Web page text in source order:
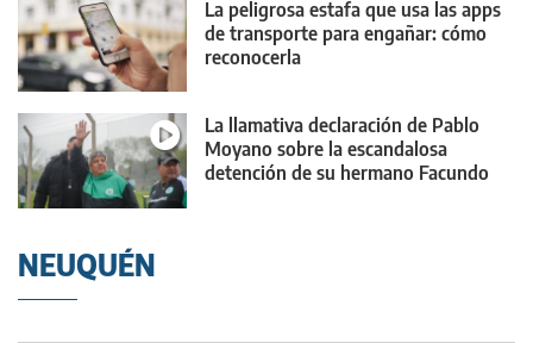
La peligrosa estafa que usa las apps
de transporte para engañar: cómo
reconocerla
La llamativa declaración de Pablo
Moyano sobre la escandalosa
detención de su hermano Facundo
NEUQUÉN